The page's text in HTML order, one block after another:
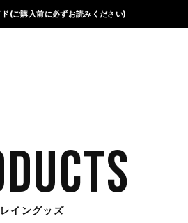
(ご購入前に必ずお読みください)
レイングッズ